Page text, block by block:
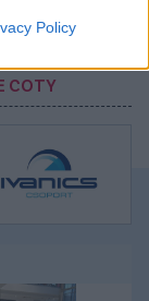
Policy
COTY